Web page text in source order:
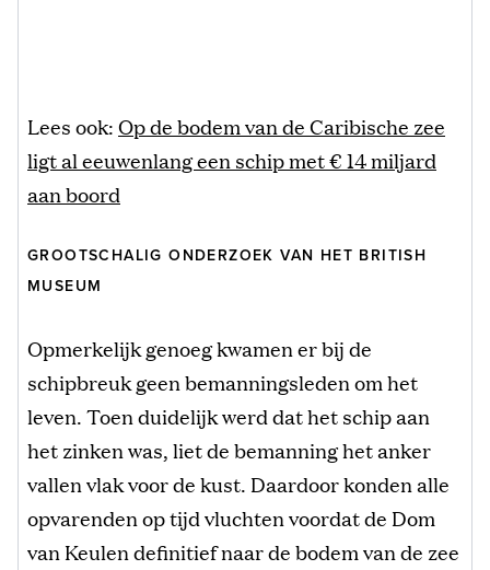
Lees ook:Op de bodem van de Caribische zee
ligt al eeuwenlang een schip met € 14 miljard
aan boord
GROOTSCHALIG ONDERZOEK VAN HET BRITISH
MUSEUM
Opmerkelijk genoeg kwamen er bij de
schipbreuk geen bemanningsleden om het
leven. Toen duidelijk werd dat het schip aan
het zinken was, liet de bemanning het anker
vallen vlak voor de kust. Daardoor konden alle
opvarenden op tijd vluchten voordat de Dom
van Keulen definitief naar de bodem van de zee